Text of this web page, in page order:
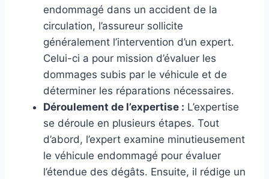
endommagé dans un accident de la
circulation, l’assureur sollicite
généralement l’intervention d’un expert.
Celui-ci a pour mission d’évaluer les
dommages subis par le véhicule et de
déterminer les réparations nécessaires.
Déroulement de l’expertise : L’expertise
se déroule en plusieurs étapes. Tout
d’abord, l’expert examine minutieusement
le véhicule endommagé pour évaluer
l’étendue des dégâts. Ensuite, il rédige un